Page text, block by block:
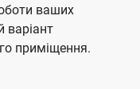
ваших
варіант
приміщення.